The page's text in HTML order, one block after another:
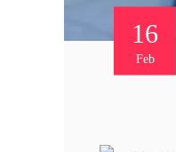
16
Feb